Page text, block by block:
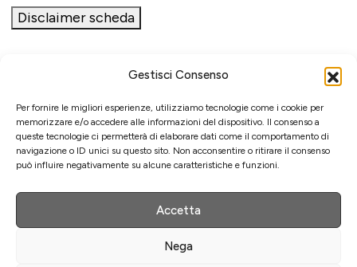
Gestisci Consenso
Per fornire le migliori esperienze, utilizziamo tecnologie come i cookie per
memorizzare e/o accedere alle informazioni del dispositivo. Il consenso a
queste tecnologie ci permetterà di elaborare dati come il comportamento di
navigazione o ID unici su questo sito. Non acconsentire o ritirare il consenso
può influire negativamente su alcune caratteristiche e funzioni.
Accetta
Nega
Disclaimer scheda
Iniziativa
Associazione culturale per la promozione delle arti visive
Gestione